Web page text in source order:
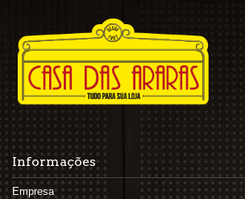
Informações
Empresa